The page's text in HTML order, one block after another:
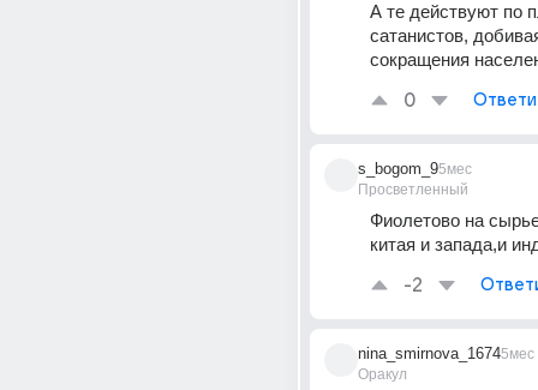
А те действуют по
сатанистов,
сокращения
0
s_bogom_9
Просветленный
5мес
Фиолетово на
китая и запада,и
-2
nina_smirnova_1674
Оракул
5мес